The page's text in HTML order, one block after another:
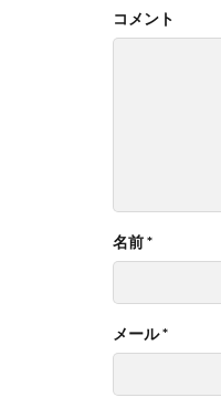
コメント
名前*
メール*